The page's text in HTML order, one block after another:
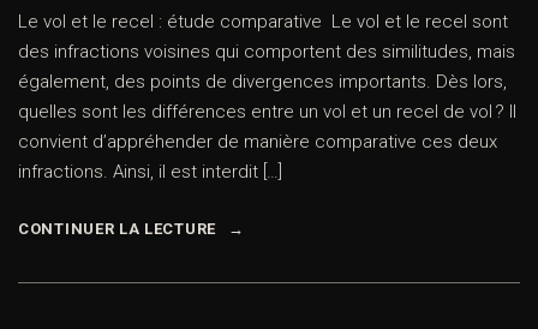
Le vol et le recel : étude comparative Le vol et le recel sont
des infractions voisines qui comportent des similitudes, mais
également, des points de divergences importants. Dès lors,
quelles sont les différences entre un vol et un recel de vol ? Il
convient d’appréhender de manière comparative ces deux
infractions. Ainsi, il est interdit […]
CONTINUER LA LECTURE